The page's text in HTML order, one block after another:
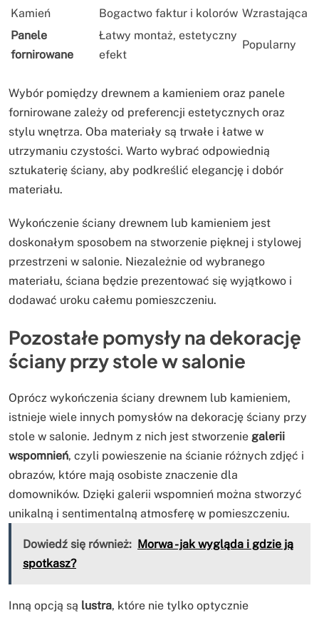
Kamień
Bogactwo faktur i kolorów Wzrastająca
Panele
fornirowane
Łatwy montaż, estetyczny
efekt
Popularny
Wybór pomiędzy drewnem a kamieniem oraz panele
fornirowane zależy od preferencji estetycznych oraz
stylu wnętrza. Oba materiały są trwałe i łatwe w
utrzymaniu czystości. Warto wybrać odpowiednią
sztukaterię ściany, aby podkreślić elegancję i dobór
materiału.
Wykończenie ściany drewnem lub kamieniem jest
doskonałym sposobem na stworzenie pięknej i stylowej
przestrzeni w salonie. Niezależnie od wybranego
materiału, ściana będzie prezentować się wyjątkowo i
dodawać uroku całemu pomieszczeniu.
Pozostałe pomysły na dekorację
ściany przy stole w salonie
Oprócz wykończenia ściany drewnem lub kamieniem,
istnieje wiele innych pomysłów na dekorację ściany przy
stole w salonie. Jednym z nich jest stworzenie galerii
wspomnień, czyli powieszenie na ścianie różnych zdjęć i
obrazów, które mają osobiste znaczenie dla
domowników. Dzięki galerii wspomnień można stworzyć
unikalną i sentimentalną atmosferę w pomieszczeniu.
Dowiedź się również: Morwa - jak wygląda i gdzie ją
spotkasz?
Inną opcją są lustra, które nie tylko optycznie